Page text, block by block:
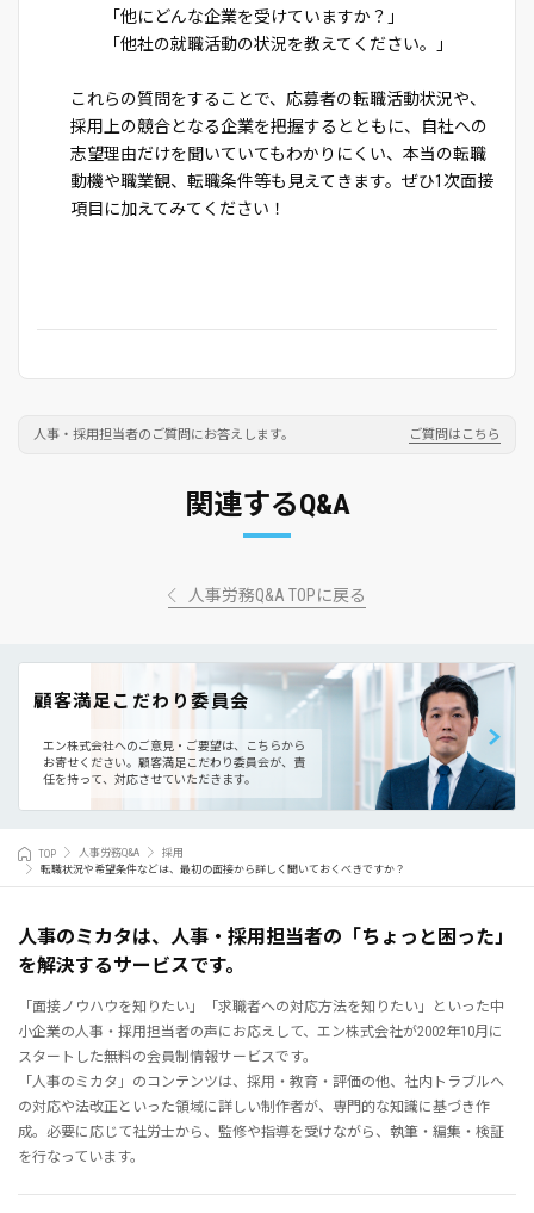
「他にどんな企業を受けていますか？」
「他社の就職活動の状況を教えてください。」
これらの質問をすることで、応募者の転職活動状況や、
採用上の競合となる企業を把握するとともに、自社への
志望理由だけを聞いていてもわかりにくい、本当の転職
動機や職業観、転職条件等も見えてきます。ぜひ1次面接
項目に加えてみてください！
人事・採用担当者のご質問にお答えします。 ご質問はこちら
関連するQ&A
人事労務Q&A TOPに戻る
顧客満足こだわり委員会
エン株式会社へのご意見・ご要望は、こちらから
お寄せください。 顧客満足こだわり委員会が、責
任を持って、対応させていただきます。
TOP 人事労務Q&A
採用
転職状況や希望条件などは、最初の面接から詳しく聞いておくべきですか？
人事のミカタは、人事・採用担当者の「ちょっと困った」
を解決するサービスです。
「面接ノウハウを知りたい」「求職者への対応方法を知りたい」といった中
小企業の人事・採用担当者の声にお応えして、エン株式会社が2002年10月に
スタートした無料の会員制情報サービスです。
「人事のミカタ」のコンテンツは、採用・教育・評価の他、社内トラブルへ
の対応や法改正といった領域に詳しい制作者が、専門的な知識に基づき作
成。必要に応じて社労士から、監修や指導を受けながら、執筆・編集・検証
を行なっています。